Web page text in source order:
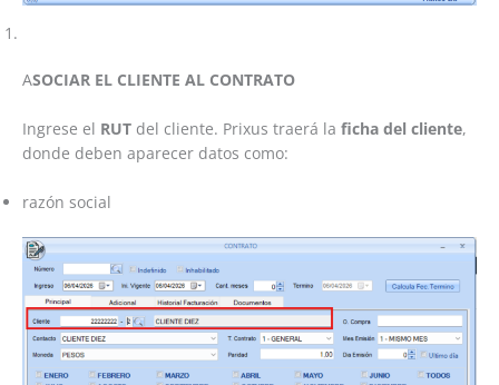
ASOCIAR EL CLIENTE AL CONTRATO
Ingrese el RUT del cliente. Prixus traerá la ficha del cliente,
donde deben aparecer datos como:
razón social